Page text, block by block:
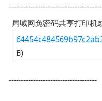
局域网免密码共享打印机
B)
------------------------------------